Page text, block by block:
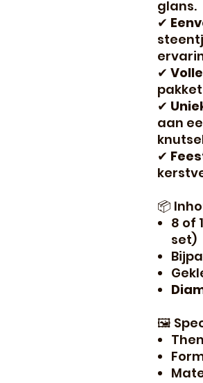
glans.
✔
✔
✔
aan
✔
📦
8 of
set)
🖼️